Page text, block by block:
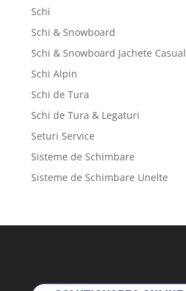
Schi
Schi & Snowboard
Schi & Snowboard Jachete Casual
Schi Alpin
Schi de Tura
Schi de Tura & Legaturi
Seturi Service
Sisteme de Schimbare
Sisteme de Schimbare Unelte